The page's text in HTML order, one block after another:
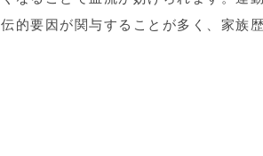
的要因が関与することが多く、家族